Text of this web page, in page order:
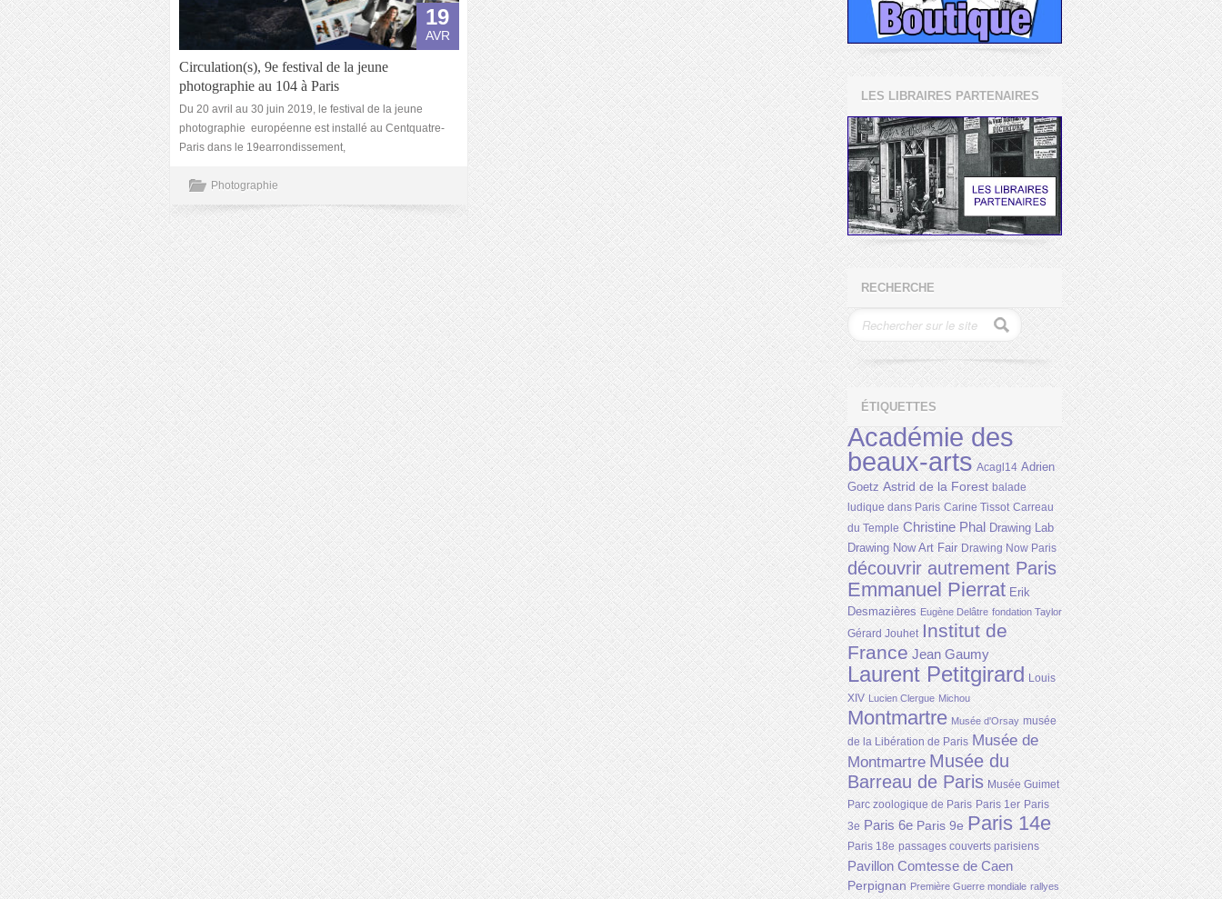
19
AVR
Circulation(s), 9e festival de la jeune
photographie au 104 à Paris
Du 20 avril au 30 juin 2019, le festival de la jeune
photographie européenne est installé au Centquatre-
Paris dans le 19earrondissement,
Photographie
LES LIBRAIRES PARTENAIRES
RECHERCHE
ÉTIQUETTES
Académie des
beaux-arts Acagl14 Adrien
Goetz Astrid de la Forest balade
ludique dans Paris Carine Tissot Carreau
du Temple Christine Phal Drawing Lab
Drawing Now Art Fair Drawing Now Paris
découvrir autrement Paris
Emmanuel Pierrat Erik
Desmazières Eugène Delâtre fondation Taylor
Gérard Jouhet Institut de
France Jean Gaumy
Laurent Petitgirard Louis
XIV Lucien Clergue Michou
Montmartre Musée d'Orsay musée
de la Libération de Paris Musée de
Montmartre Musée du
Barreau de Paris Musée Guimet
Parc zoologique de Paris Paris 1er Paris
3e Paris 6e Paris 9e Paris 14e
Paris 18e passages couverts parisiens
Pavillon Comtesse de Caen
Perpignan Première Guerre mondiale rallyes